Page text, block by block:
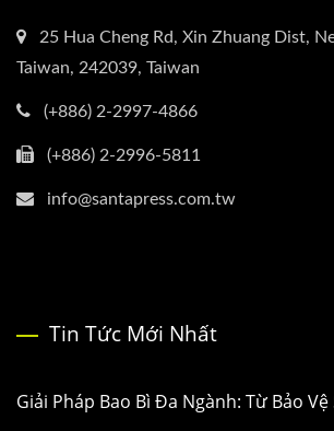
25 Hua Cheng Rd, Xin Zhuang Dist,
Taiwan, 242039, Taiwan
(+886) 2-2997-4866
(+886) 2-2996-5811
info@santapress.com.tw
Tin Tức Mới Nhất
Giải Pháp Bao Bì Đa Ngành: Từ Bảo Vệ